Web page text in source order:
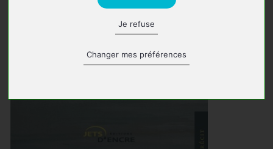
Je refuse
Changer mes préférences